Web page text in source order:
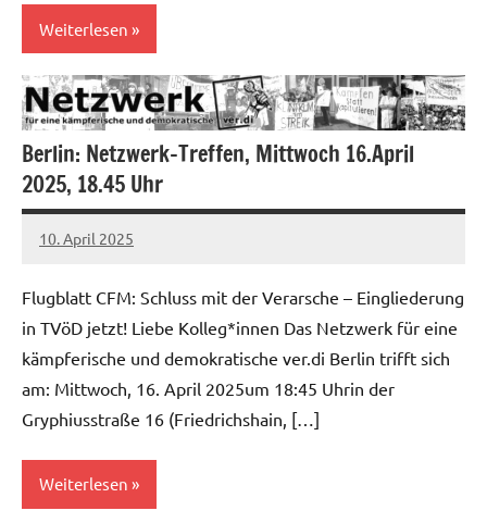
Weiterlesen
Allgemein
Gesundheitswesen
Kampf
Sozialabbau
Berlin: Netzwerk-Treffen, Mittwoch 16.April
2025, 18.45 Uhr
10. April 2025
alexander
Flugblatt CFM: Schluss mit der Verarsche – Eingliederung
in TVöD jetzt! Liebe Kolleg*innen Das Netzwerk für eine
kämpferische und demokratische ver.di Berlin trifft sich
am: Mittwoch, 16. April 2025um 18:45 Uhrin der
Gryphiusstraße 16 (Friedrichshain, […]
Weiterlesen